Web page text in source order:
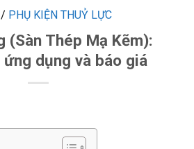
/ PHỤ KIỆN THUỶ LỰC
(Sàn Thép Mạ Kẽm):
dụng và báo giá